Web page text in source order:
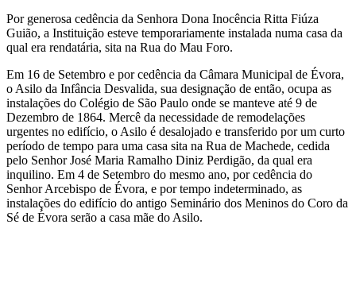
Por generosa cedência da Senhora Dona Inocência Ritta Fiúza
Guião, a Instituição esteve temporariamente instalada numa casa da
qual era rendatária, sita na Rua do Mau Foro.
Em 16 de Setembro e por cedência da Câmara Municipal de Évora,
o Asilo da Infância Desvalida, sua designação de então, ocupa as
instalações do Colégio de São Paulo onde se manteve até 9 de
Dezembro de 1864. Mercê da necessidade de remodelações
urgentes no edifício, o Asilo é desalojado e transferido por um curto
período de tempo para uma casa sita na Rua de Machede, cedida
pelo Senhor José Maria Ramalho Diniz Perdigão, da qual era
inquilino. Em 4 de Setembro do mesmo ano, por cedência do
Senhor Arcebispo de Évora, e por tempo indeterminado, as
instalações do edifício do antigo Seminário dos Meninos do Coro da
Sé de Évora serão a casa mãe do Asilo.